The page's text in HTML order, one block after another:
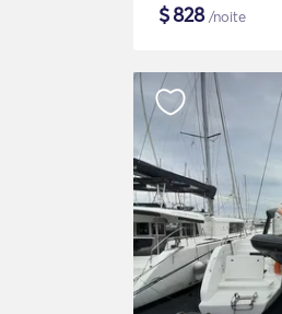
$828/noite